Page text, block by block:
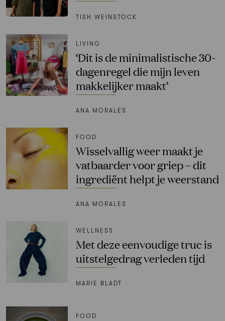
TISH WEINSTOCK
LIVING
‘Dit is de minimalistische 30-
dagenregel die mijn leven
makkelijker maakt’
ANA MORALES
FOOD
Wisselvallig weer maakt je
vatbaarder voor griep – dit
ingrediënt helpt je weerstand
ANA MORALES
WELLNESS
Met deze eenvoudige truc is
uitstelgedrag verleden tijd
MARIE BLADT
FOOD